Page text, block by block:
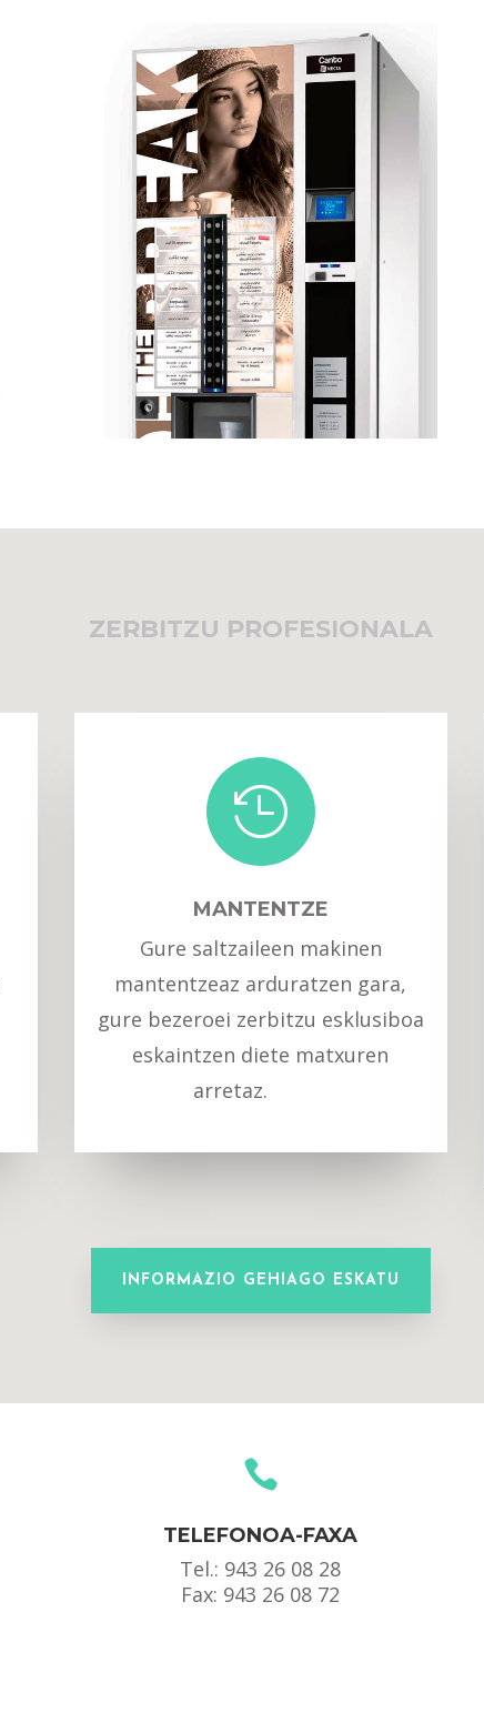
ZERBITZU PROFESIONALA

MANTENTZE
Gure saltzaileen makinen
mantentzeaz arduratzen gara,
gure bezeroei zerbitzu esklusiboa
eskaintzen diete matxuren
arretaz.
INFORMAZIO GEHIAGO ESKATU

TELEFONOA-FAXA
Tel.: 943 26 08 28
Fax: 943 26 08 72